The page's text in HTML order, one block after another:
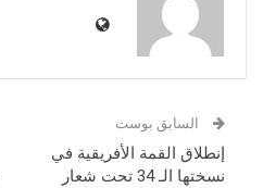
السابق بوست
إنطلاق القمة الأفريقية في
نسختها الـ 34 تحت شعار